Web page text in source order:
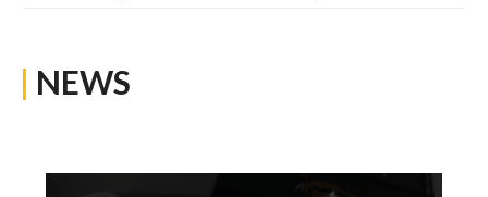
| NEWS